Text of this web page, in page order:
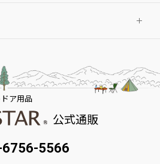
ア用品
公式通販
5566